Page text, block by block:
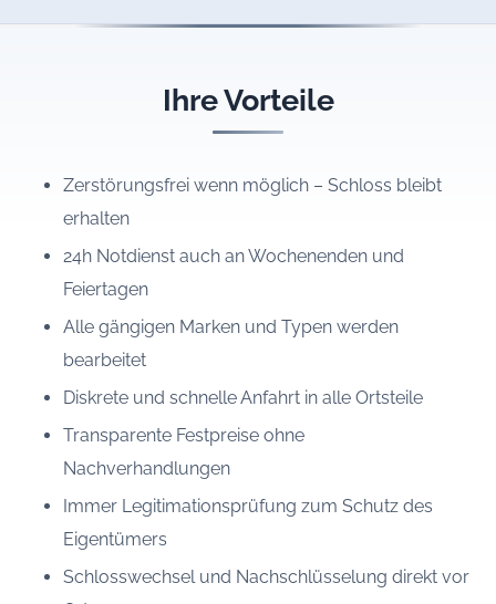
Ihre Vorteile
Zerstörungsfrei wenn möglich – Schloss bleibt
erhalten
24h Notdienst auch an Wochenenden und
Feiertagen
Alle gängigen Marken und Typen werden
bearbeitet
Diskrete und schnelle Anfahrt in alle Ortsteile
Transparente Festpreise ohne
Nachverhandlungen
Immer Legitimationsprüfung zum Schutz des
Eigentümers
Schlosswechsel und Nachschlüsselung direkt vor